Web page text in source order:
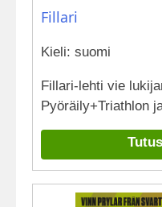
Fillari
Kieli: suomi
Fillari-lehti vie
Pyöräily+Triathlon